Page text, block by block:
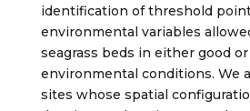
identification of threshold
environmental variables
seagrass beds in either good
environmental conditions. We
sites whose spatial